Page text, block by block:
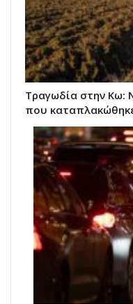
Τραγωδία στην Κω:
που